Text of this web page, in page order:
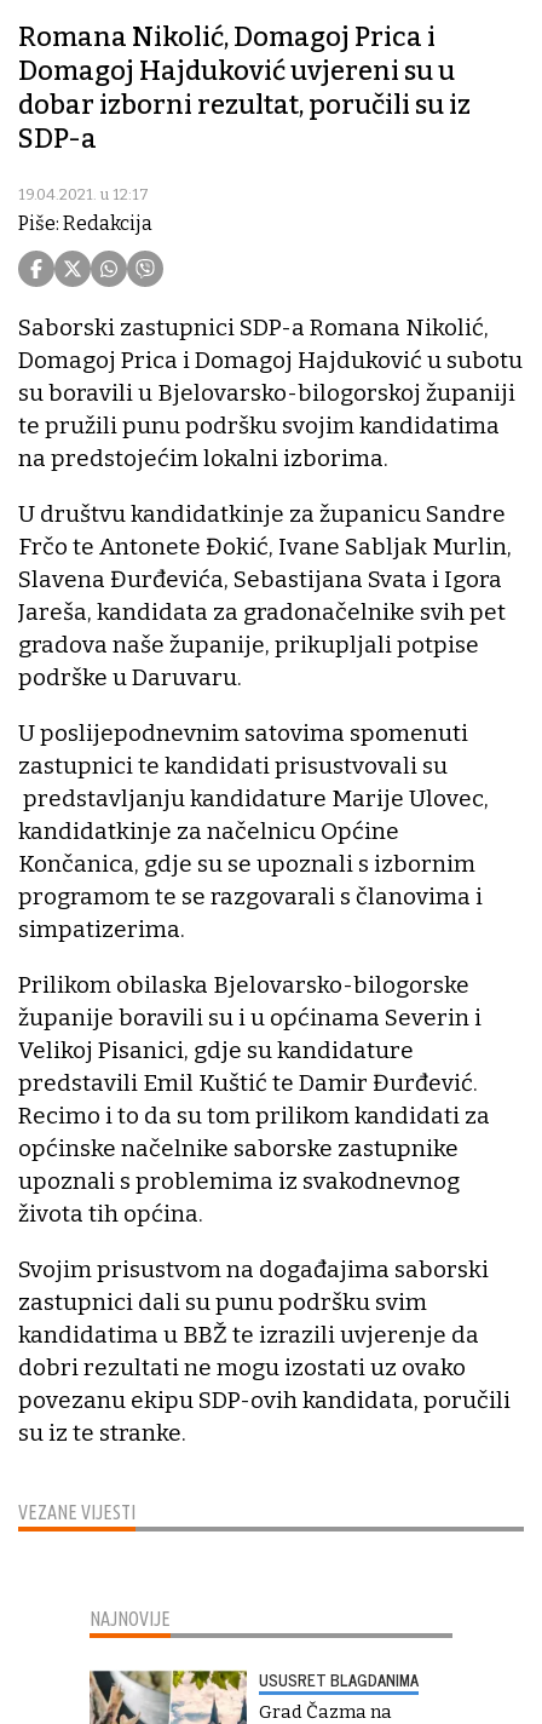
Romana Nikolić, Domagoj Prica i
Domagoj Hajduković uvjereni su u
dobar izborni rezultat, poručili su iz
SDP-a
19.04.2021. u 12:17
Piše: Redakcija
VEZANE VIJESTI
Saborski zastupnici SDP-a Romana Nikolić,
Domagoj Prica i Domagoj Hajduković u subotu
su boravili u Bjelovarsko-bilogorskoj županiji
te pružili punu podršku svojim kandidatima
na predstojećim lokalni izborima.
U društvu kandidatkinje za županicu Sandre
Frčo te Antonete Đokić, Ivane Sabljak Murlin,
Slavena Đurđevića, Sebastijana Svata i Igora
Jareša, kandidata za gradonačelnike svih pet
gradova naše županije, prikupljali potpise
podrške u Daruvaru.
U poslijepodnevnim satovima spomenuti
zastupnici te kandidati prisustvovali su
predstavljanju kandidature Marije Ulovec,
kandidatkinje za načelnicu Općine
Končanica, gdje su se upoznali s izbornim
programom te se razgovarali s članovima i
simpatizerima.
Prilikom obilaska Bjelovarsko-bilogorske
županije boravili su i u općinama Severin i
Velikoj Pisanici, gdje su kandidature
predstavili Emil Kuštić te Damir Đurđević.
Recimo i to da su tom prilikom kandidati za
općinske načelnike saborske zastupnike
upoznali s problemima iz svakodnevnog
života tih općina.
Svojim prisustvom na događajima saborski
zastupnici dali su punu podršku svim
kandidatima u BBŽ te izrazili uvjerenje da
dobri rezultati ne mogu izostati uz ovako
povezanu ekipu SDP-ovih kandidata, poručili
su iz te stranke.
NAJNOVIJE
USUSRET BLAGDANIMA
Grad Čazma na